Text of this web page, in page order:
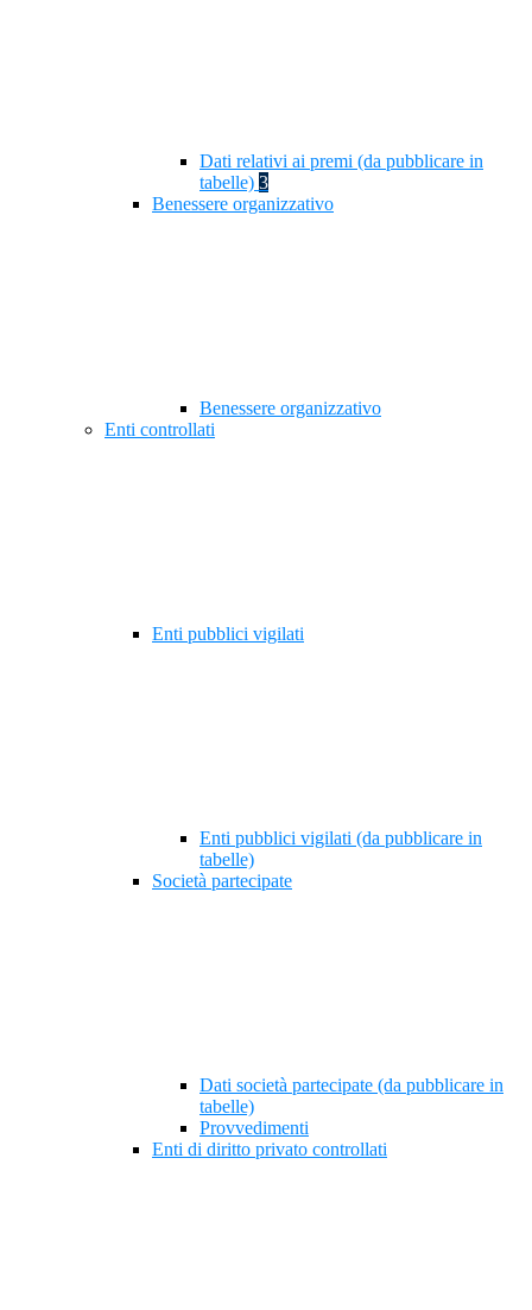
Dati relativi ai premi (da pubblicare in
tabelle) 3
Benessere organizzativo
Benessere organizzativo
Enti controllati
Enti pubblici vigilati
Enti pubblici vigilati (da pubblicare in
tabelle)
Società partecipate
Dati società partecipate (da pubblicare in
tabelle)
Provvedimenti
Enti di diritto privato controllati